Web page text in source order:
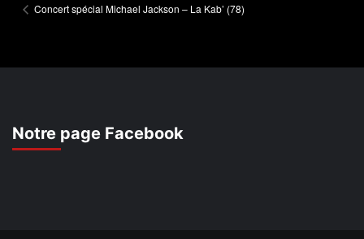
Concert spécial Michael Jackson – La Kab’ (78)
Notre page Facebook